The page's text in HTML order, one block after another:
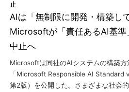
AIは「無制限に開発・構築し
Microsoftが「責任あるAI基
中止へ
止
Microsoftは同社のAIシステムの構築方
「Microsoft Responsible AI Standard
第2版）を公開した。さまざまな社会